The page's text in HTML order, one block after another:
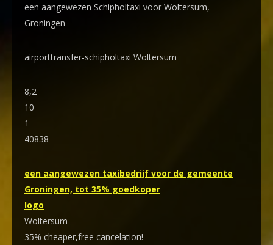
een aangewezen Schipholtaxi voor Woltersum,
Groningen
airporttransfer-schipholtaxi Woltersum
8,2
10
1
40838
een aangewezen taxibedrijf voor de gemeente
Groningen, tot 35% goedkoper
logo
Woltersum
35% cheaper,free cancelation!